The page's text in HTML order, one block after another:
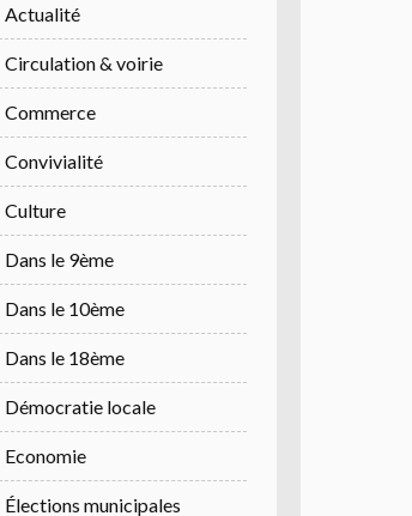
Actualité
Circulation & voirie
Commerce
Convivialité
Culture
Dans le 9ème
Dans le 10ème
Dans le 18ème
Démocratie locale
Economie
Élections municipales